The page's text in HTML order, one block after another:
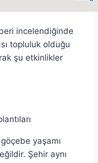
incelendiğinde
topluluk olduğu
şu etkinlikler
yaşamı
Şehir aynı